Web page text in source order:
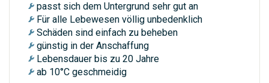
passt sich dem Untergrund sehr gut an
Für alle Lebewesen völlig unbedenklich
Schäden sind einfach zu beheben
günstig in der Anschaffung
Lebensdauer bis zu 20 Jahre
ab 10°C geschmeidig